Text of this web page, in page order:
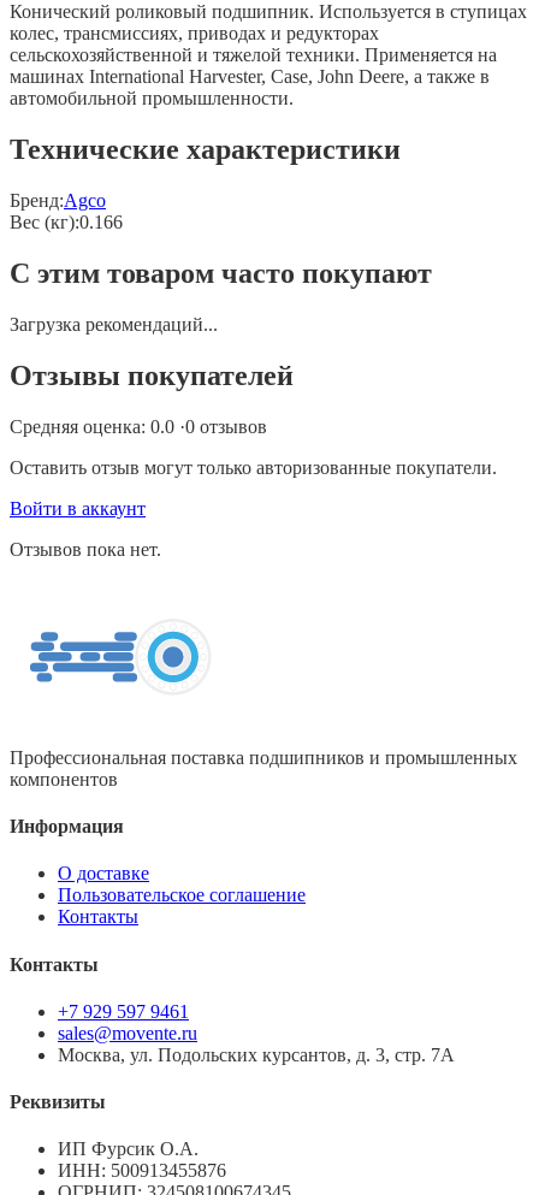
Конический роликовый подшипник. Используется в ступицах
колес, трансмиссиях, приводах и редукторах
сельскохозяйственной и тяжелой техники. Применяется на
машинах International Harvester, Case, John Deere, а также в
автомобильной промышленности.
Технические характеристики
Бренд:Agco
Вес (кг):0.166
С этим товаром часто покупают
Загрузка рекомендаций...
Отзывы покупателей
Средняя оценка: 0.0 ·0 отзывов
Оставить отзыв могут только авторизованные покупатели.
Войти в аккаунт
Отзывов пока нет.
Профессиональная поставка подшипников и промышленных
компонентов
Информация
О доставке
Пользовательское соглашение
Контакты
Контакты
+7 929 597 9461
sales@movente.ru
Москва, ул. Подольских курсантов, д. 3, стр. 7А
Реквизиты
ИП Фурсик О.А.
ИНН: 500913455876